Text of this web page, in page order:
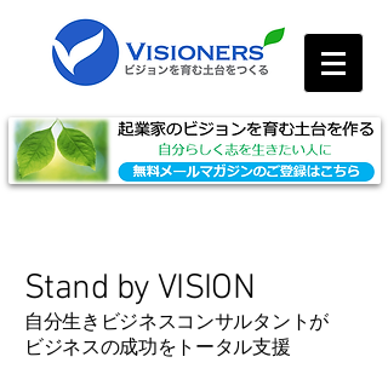
Stand by VISION
自分生きビジネスコンサルタントが
ビジネスの成功をトータル支援